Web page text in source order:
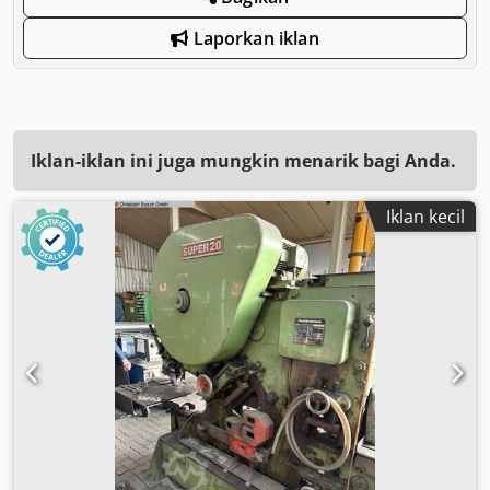
Laporkan iklan
Iklan-iklan ini juga mungkin menarik bagi Anda.
Iklan kecil